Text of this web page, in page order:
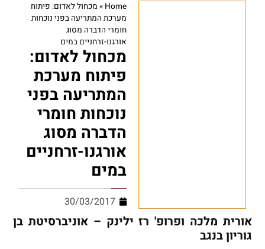
Home
» מכחול לאדום: פיתוח
מערכת המתריעה בפני נוכחות
חומרי הדברה מסוג
אורגנו-זרחניים במים
מכחול לאדום:
פיתוח מערכת
המתריעה בפני
נוכחות חומרי
הדברה מסוג
אורגנו-זרחניים
במים
30/03/2017
אורית מלכה ופרופ' רז ילינק – אוניברסיטת בן
גוריון בנגב